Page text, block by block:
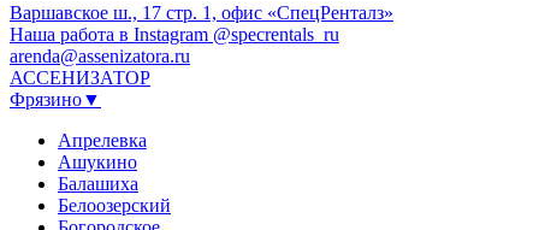
Варшавское ш., 17 стр. 1, офис «СпецРенталз»
Наша работа в Instagram @specrentals_ru
arenda@assenizatora.ru
АССЕНИЗАТОР
Фрязино▼
Апрелевка
Ашукино
Балашиха
Белоозерский